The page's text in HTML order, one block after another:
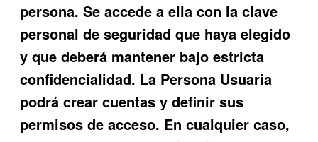
persona. Se accede a ella con la clave
personal de seguridad que haya elegido
y que deberá mantener bajo estricta
confidencialidad. La Persona Usuaria
podrá crear cuentas y definir sus
permisos de acceso. En cualquier caso,